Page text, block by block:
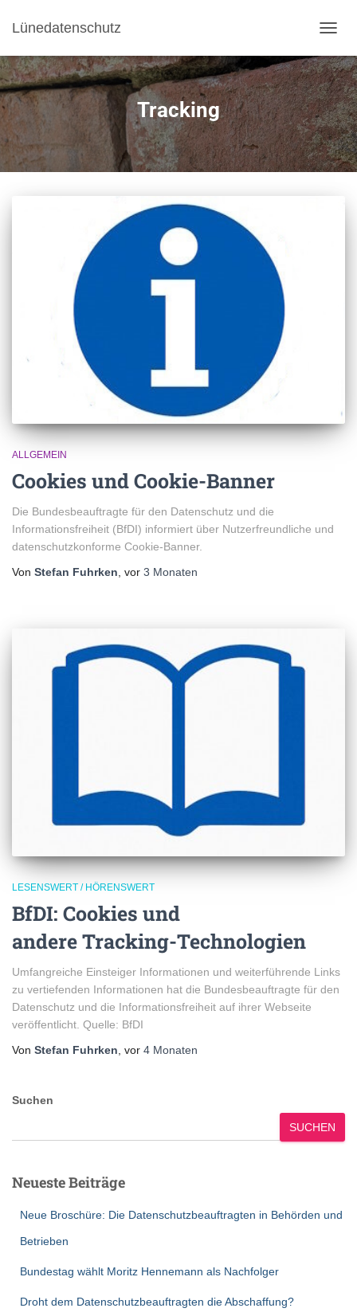
Lünedatenschutz
Tracking
ALLGEMEIN
Cookies und Cookie-Banner
Die Bundesbeauftragte für den Datenschutz und die
Informationsfreiheit (BfDI) informiert über Nutzerfreundliche und
datenschutzkonforme Cookie-Banner.
Von Stefan Fuhrken , vor 3 Monaten
LESENSWERT / HÖRENSWERT
BfDI: Cookies und
andere Tracking-Technologien
Umfangreiche Einsteiger Informationen und weiterführende Links
zu vertiefenden Informationen hat die Bundesbeauftragte für den
Datenschutz und die Informationsfreiheit auf ihrer Webseite
veröffentlicht. Quelle: BfDI
Von Stefan Fuhrken , vor 4 Monaten
Suchen
SUCHEN
Neueste Beiträge
Neue Broschüre: Die Datenschutzbeauftragten in Behörden und
Betrieben
Bundestag wählt Moritz Hennemann als Nachfolger
Droht dem Datenschutzbeauftragten die Abschaffung?